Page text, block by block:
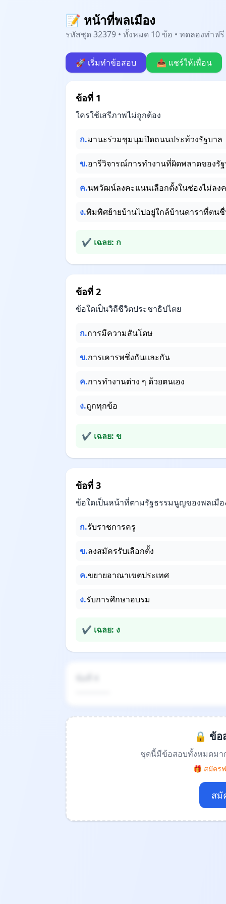
📝 หน้าที่พลเมือง
รหัสชุด 32379 • ทั้งหมด 10 ข้อ • ทดลองทำฟ
🚀 เริ่มทำข้อสอบ 📤 แชร์ให้เพื่อน
ข้อที่ 1
ใครใช้เสรีภาพไม่ถูกต้อง
ก.มานะร่วมชุมนุมปิดถนนประท้วงรัฐบาล
ข.อารีวิจารณ์การทำงานที่ผิดพลาดของรั
ค.นพวัฒน์ลงคะแนนเลือกตั้งในช่องไม่ลง
ง.พิมพิศย้ายบ้านไปอยู่ใกล้บ้านดาราที่ตน
✔ เฉลย: ก
ข้อที่ 2
ข้อใดเป็นวิถีชีวิตประชาธิปไตย
ก.การมีความสันโดษ
ข.การเคารพซึ่งกันและกัน
ค.การทำงานต่าง ๆ ด้วยตนเอง
ง.ถูกทุกข้อ
✔ เฉลย: ข
ข้อที่ 3
ข้อใดเป็นหน้าที่ตามรัฐธรรมนูญของพลเมือ
ก.รับราชการครู
ข.ลงสมัครรับเลือกตั้ง
ค.ขยายอาณาเขตประเทศ
ง.รับการศึกษาอบรม
✔ เฉลย: ง
🔒 ข้อ
ชุดนี้มีข้อสอบทั้งหมดมา
🎁 สมัคร
สมั